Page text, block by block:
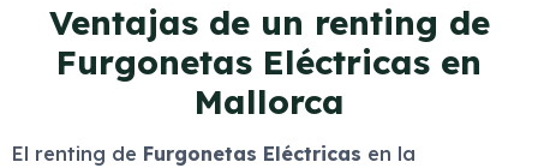
Ventajas de un renting de
Furgonetas Eléctricas en
Mallorca
El renting de Furgonetas Eléctricas en la